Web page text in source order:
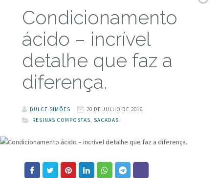
Condicionamento
ácido – incrível
detalhe que faz a
diferença.
DULCE SIMÕES
20 DE JULHO DE 2016
RESINAS COMPOSTAS, SACADAS